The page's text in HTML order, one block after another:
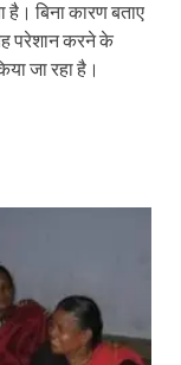
है। बिना कारण बताए
परेशान करने के
जा रहा है।